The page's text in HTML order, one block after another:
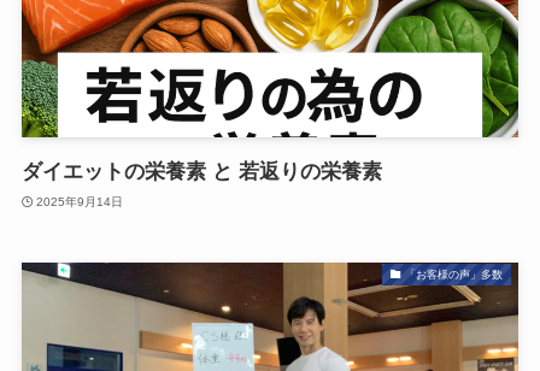
ダイエットの栄養素 と 若返りの栄養素
2025年9月14日
「お客様の声」多数